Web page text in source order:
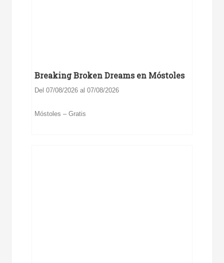
Breaking Broken Dreams en Móstoles
Del 07/08/2026 al 07/08/2026
Móstoles – Gratis